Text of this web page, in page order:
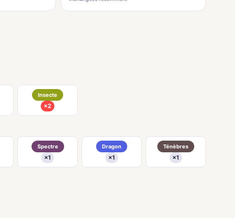
Insecte
×2
Spectre
×1
Dragon
×1
Ténèbres
×1